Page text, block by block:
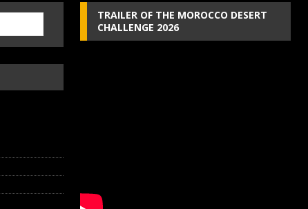
TRAILER OF THE MOROCCO DESERT
CHALLENGE 2026